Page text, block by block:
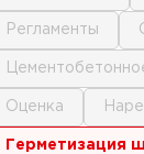
регламенты
оценка
герметизация